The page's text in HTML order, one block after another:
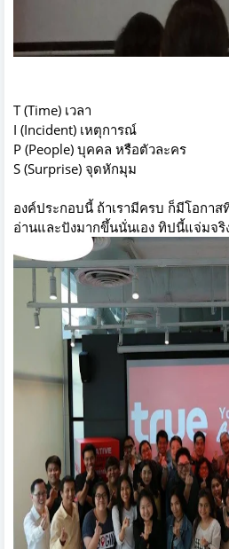
T (Time) เวลา
I (Incident) เหตุการณ์
P (People) บุคคล หรือตัวละคร
S (Surprise) จุดหักมุม
องค์ประกอบนี้ ถ้าเรามีครบ ก็มีโอกา
อ่านและปังมากขึ้นนั่นเอง ทิปนี้แจ่มจริ